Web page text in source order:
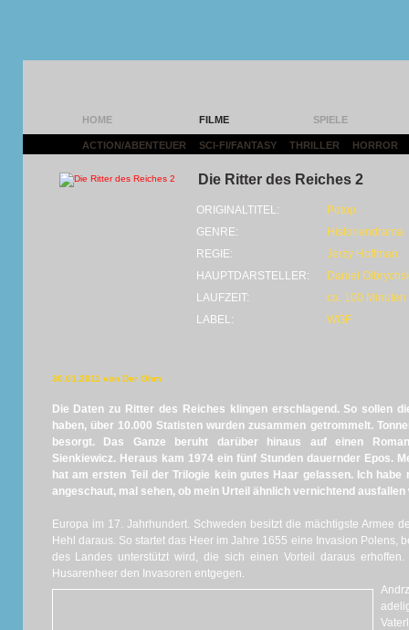
HOME FILME SPIELE
ACTION/ABENTEUER SCI-FI/FANTASY THRILLER HORROR
Die Ritter des Reiches 2
ORIGINALTITEL:
Potop
GENRE:
Historiendrama
REGIE:
Jerzy Hoffman
HAUPTDARSTELLER:
Daniel
LAUFZEIT:
ca. 100 Minuten
LABEL:
WGF
30.01.2011 von Der Ohm
Die Daten zu Ritter des Reiches klingen erschlagend. So sollen
haben, über 10.000 Statisten wurden zusammen getrommelt.
besorgt. Das Ganze beruht darüber hinaus auf einen
Sienkiewicz. Heraus kam 1974 ein fünf Stunden dauernder Epos.
hat am ersten Teil der Trilogie kein gutes Haar gelassen. Ich
angeschaut, mal sehen, ob mein Urteil ähnlich vernichtend ausfallen
Europa im 17. Jahrhundert. Schweden besitzt die mächtigste Armee
Hehl daraus. So startet das Heer im Jahre 1655 eine Invasion Polens,
des Landes unterstützt wird, die sich einen Vorteil daraus
Husarenheer den Invasoren entgegen.